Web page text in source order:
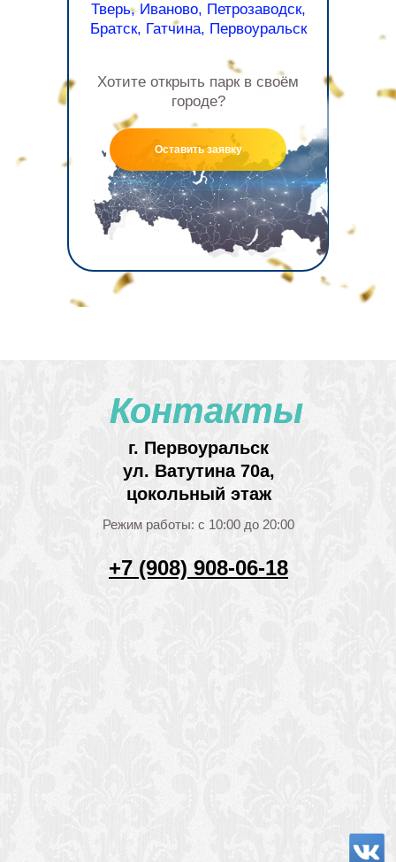
Тверь, Иваново, Петрозаводск,
Братск, Гатчина, Первоуральск
Хотите открыть парк в своём
городе?
Оставить заявку
Контакты
Контакты
г. Первоуральск
ул. Ватутина 70а,
цокольный этаж
Режим работы: с 10:00 до 20:00
+7 (908) 908-06-18